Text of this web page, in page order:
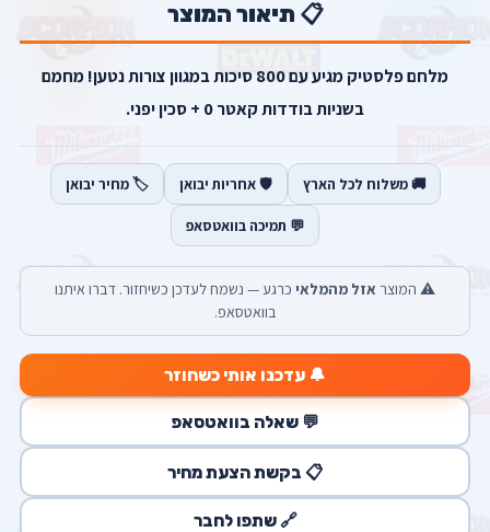
📋 תיאור המוצר
מלחם פלסטיק מגיע עם 800 סיכות במגוון צורות נטען! מחמם
בשניות בודדות קאטר 0 + סכין יפני.
🚚 משלוח לכל הארץ 🛡️ אחריות יבואן 🏷️ מחיר יבואן
💬 תמיכה בוואטסאפ
⚠️ המוצר אזל מהמלאי כרגע — נשמח לעדכן כשיחזור. דברו איתנו
בוואטסאפ.
🔔 עדכנו אותי כשחוזר
💬 שאלה בוואטסאפ
📋 בקשת הצעת מחיר
🔗 שתפו לחבר